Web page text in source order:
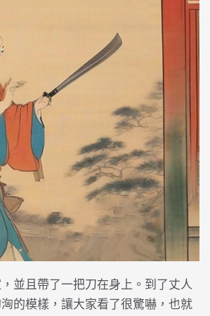
並且帶了一把刀在身上。到了丈人
的模樣，讓大家看了很驚嚇，也就